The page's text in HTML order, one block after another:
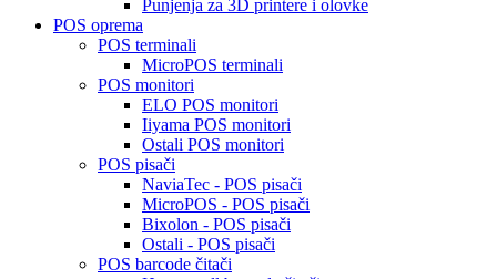
Punjenja za 3D printere i olovke
POS oprema
POS terminali
MicroPOS terminali
POS monitori
ELO POS monitori
Iiyama POS monitori
Ostali POS monitori
POS pisači
NaviaTec - POS pisači
MicroPOS - POS pisači
Bixolon - POS pisači
Ostali - POS pisači
POS barcode čitači